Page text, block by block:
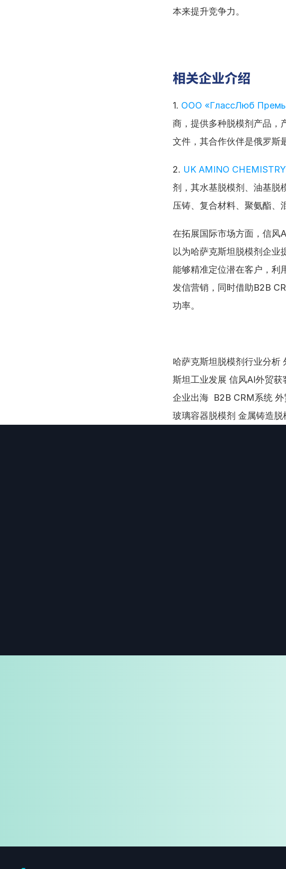
本来提升竞争力。
相关企业介绍
1. ООО «ГлассЛюб
商，提供多种脱模剂产品，
文件，其合作伙伴是俄罗斯
2. UK AMINO
剂，其水基脱模剂、油基脱
压铸、复合材料、聚氨酯、
在拓展国际市场方面，信风
以为哈萨克斯坦脱模剂企业
能够精准定位潜在客户，利
发信营销，同时借助B2B
功率。
哈萨克斯坦脱模剂行业分析
斯坦工业发展 信风AI外贸
企业出海  B2B CRM系统
玻璃容器脱模剂 金属铸造